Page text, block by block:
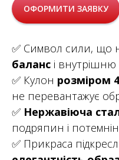
ОФОРМИТИ ЗАЯВКУ
✅ Символ сили, що
баланс і внутрішню
✅ Кулон розміром
не перевантажує
✅ Нержавіюча
подряпин і
✅ Прикраса